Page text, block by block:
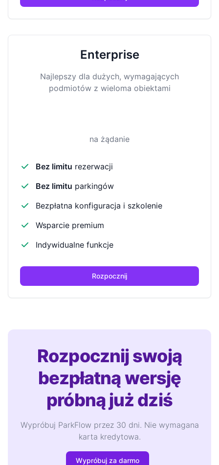
Enterprise
Najlepszy dla dużych, wymagających
podmiotów z wieloma obiektami
na żądanie
Bez limitu rezerwacji
Bez limitu parkingów
Bezpłatna konfiguracja i szkolenie
Wsparcie premium
Indywidualne funkcje
Rozpocznij
Rozpocznij swoją
bezpłatną wersję
próbną już dziś
Wypróbuj ParkFlow przez 30 dni. Nie wymagana
karta kredytowa.
Wypróbuj za darmo